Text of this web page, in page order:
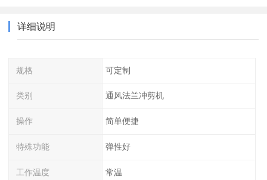
详细说明
规格 可定制
类别 通风法兰冲剪机
操作 简单便捷
特殊功能 弹性好
工作温度 常温